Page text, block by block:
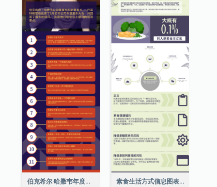
伯克希尔·哈撒韦年度股东大会的11个要点 素食生活方式信息图表